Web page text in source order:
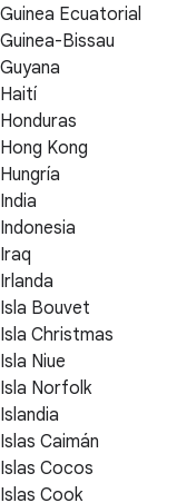
Guinea Ecuatorial
Guinea-Bissau
Guyana
Haití
Honduras
Hong Kong
Hungría
India
Indonesia
Iraq
Irlanda
Isla Bouvet
Isla Christmas
Isla Niue
Isla Norfolk
Islandia
Islas Caimán
Islas Cocos
Islas Cook